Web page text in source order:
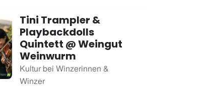
Tini Trampler &
Playbackdolls
Quintett @ Weingut
Weinwurm
Kultur bei Winzerinnen &
Winzer